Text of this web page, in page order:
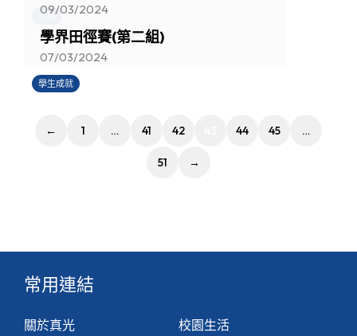
活動
09/03/2024
學生成就
學界田徑賽(第二組)
07/03/2024
← 1 … 41 42 44 45 …
51 →
常用連結
關於真光
校園生活